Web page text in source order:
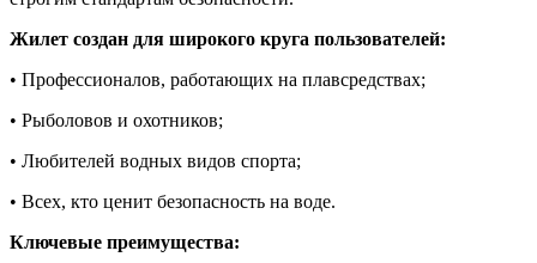
Жилет создан для широкого круга пользователей:
• Профессионалов, работающих на плавсредствах;
• Рыболовов и охотников;
• Любителей водных видов спорта;
• Всех, кто ценит безопасность на воде.
Ключевые преимущества: